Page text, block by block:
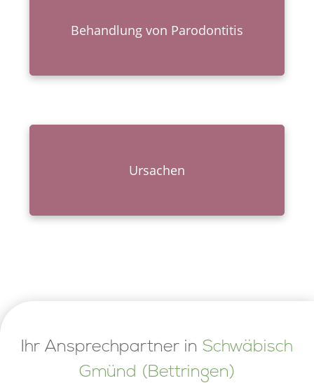
Behand­lung von Parodontitis
Ursachen
Ihr Ansprechpartner in Schwäbisch
Gmünd (Bettringen)